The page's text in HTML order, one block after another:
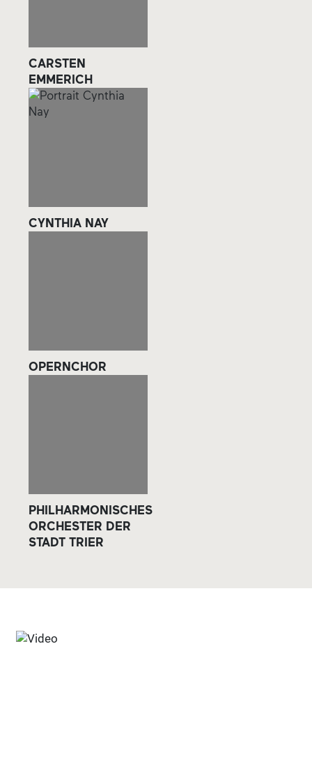
CARSTEN
EMMERICH
CYNTHIA NAY
OPERNCHOR
PHILHARMONISCHES
ORCHESTER DER
STADT TRIER